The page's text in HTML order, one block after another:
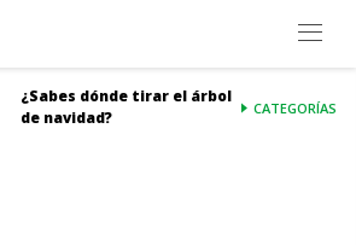
Ecoembes Reduce Reutiliza y Recicla
Open
¿Sabes dónde tirar el árbol
de navidad?
CATEGORÍAS